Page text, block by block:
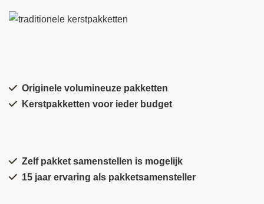
Originele volumineuze pakketten
Kerstpakketten voor ieder budget
Zelf pakket samenstellen is mogelijk
15 jaar ervaring als pakketsamensteller